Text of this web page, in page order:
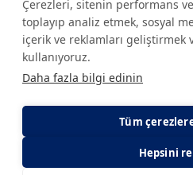
Sitede yer alan tüm içerikler
Sağlığınızla ilgili sorularınız için
kuruluşuna başvurunuz.
Gizlilik ve Çerez Politikası KVKK
Çerezleri, sitenin performans
toplayıp analiz etmek, sosyal
içerik ve reklamları geliştirmek
kullanıyoruz.
Daha fazla bilgi edinin
Tüm
Hepsini